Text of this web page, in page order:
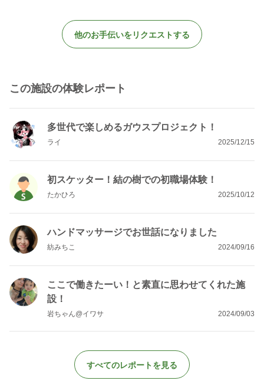
他のお手伝いをリクエストする
この施設の体験レポート
多世代で楽しめるガウスプロジェクト！
ライ 2025/12/15
初スケッター！結の樹での初職場体験！
たかひろ 2025/10/12
ハンドマッサージでお世話になりました
紡みちこ 2024/09/16
ここで働きたーい！と素直に思わせてくれた施
設！
岩ちゃん@イワサ 2024/09/03
すべてのレポートを見る